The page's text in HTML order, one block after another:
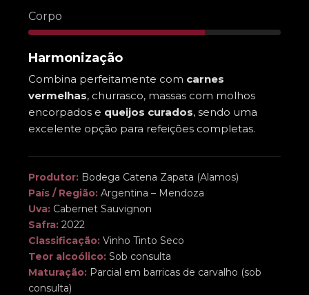
Corpo
Harmonização
Combina perfeitamente com carnes
vermelhas, churrasco, massas com molhos
encorpados e queijos curados, sendo uma
excelente opção para refeições completas.
Produtor: Bodega Catena Zapata (Alamos)
País / Região: Argentina – Mendoza
Uva: Cabernet Sauvignon
Safra: 2022
Classificação: Vinho Tinto Seco
Teor alcoólico: Sob consulta
Maturação: Parcial em barricas de carvalho (sob
consulta)